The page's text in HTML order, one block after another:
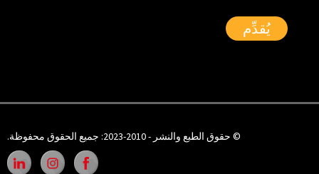
يُقدِّم
© حقوق الطبع والنشر - 2010-2023: جميع الحقوق محفوظة.